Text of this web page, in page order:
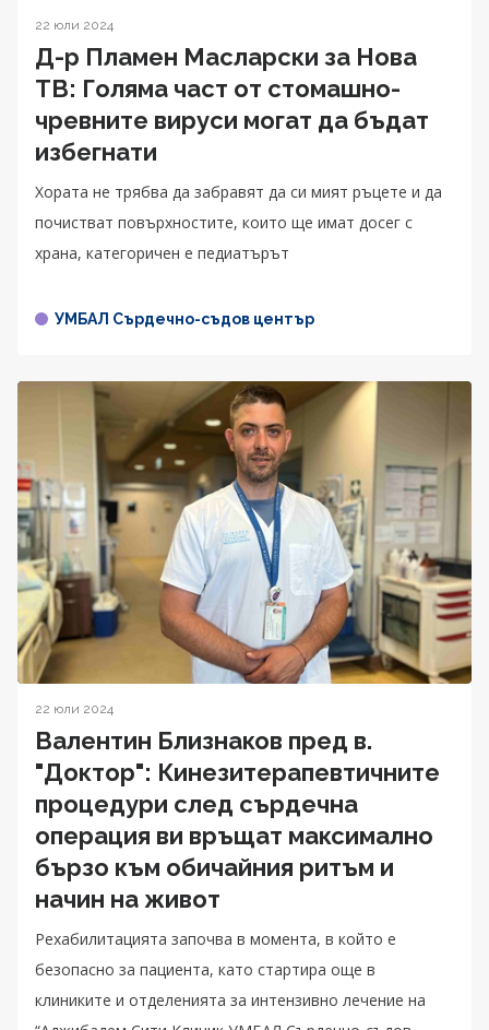
22 юли 2024
Д-р Пламен Масларски за Нова
ТВ: Голяма част от стомашно-
чревните вируси могат да бъдат
избегнати
Хората не трябва да забравят да си мият ръцете и да
почистват повърхностите, които ще имат досег с
храна, категоричен е педиатърът
УМБАЛ Сърдечно-съдов център
22 юли 2024
Валентин Близнаков пред в.
"Доктор": Кинезитерапевтичните
процедури след сърдечна
операция ви връщат максимално
бързо към обичайния ритъм и
начин на живот
Рехабилитацията започва в момента, в който е
безопасно за пациента, като стартира още в
клиниките и отделенията за интензивно лечение на